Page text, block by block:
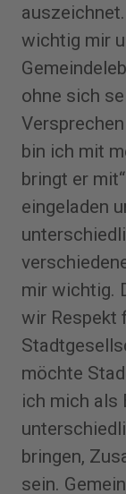
wichtig mir
ohne sich
bin ich mit
bringt er
eingeladen
mir wichtig.
wir Respekt
möchte
ich mich als
bringen,
sein.